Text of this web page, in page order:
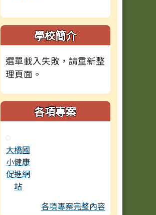
學校簡介
選單載入失敗，請重新整
理頁面。
各項專案
大橋國
小健康
促進網
站
各項專案完整內容